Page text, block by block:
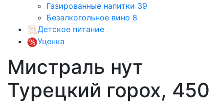
Газированные напитки 39
Безалкогольное вино 8
Детское питание
Уценка
Мистраль нут
Турецкий горох, 450